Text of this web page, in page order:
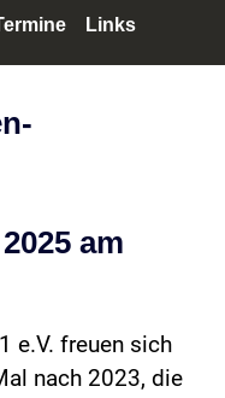
Links
am
e.V. freuen sich
nach 2023, die